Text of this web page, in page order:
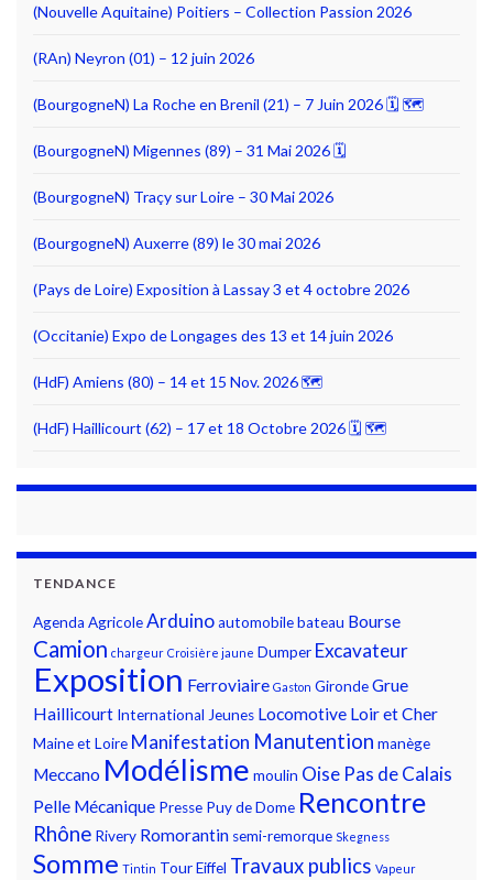
(Nouvelle Aquitaine) Poitiers – Collection Passion 2026
(RAn) Neyron (01) – 12 juin 2026
(BourgogneN) La Roche en Brenil (21) – 7 Juin 2026 🗓 🗺
(BourgogneN) Migennes (89) – 31 Mai 2026 🗓
(BourgogneN) Traçy sur Loire – 30 Mai 2026
(BourgogneN) Auxerre (89) le 30 mai 2026
(Pays de Loire) Exposition à Lassay 3 et 4 octobre 2026
(Occitanie) Expo de Longages des 13 et 14 juin 2026
(HdF) Amiens (80) – 14 et 15 Nov. 2026 🗺
(HdF) Haillicourt (62) – 17 et 18 Octobre 2026 🗓 🗺
TENDANCE
Agenda AgricoleArduinoautomobilebateau Bourse
Camion chargeur Croisière jaune Dumper Excavateur
Exposition Ferroviaire Gaston GirondeGrue
Haillicourt International Jeunes Locomotive Loir et Cher
Maine et Loire Manifestation Manutention manège
Meccano Modélisme moulin Oise Pas de Calais
Pelle Mécanique Presse Puy de Dome Rencontre
Rhône Rivery Romorantin semi-remorque Skegness
Somme Tintin Tour Eiffel Travaux publics Vapeur